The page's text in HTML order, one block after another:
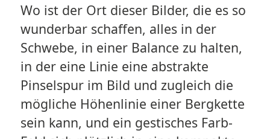
Wo ist der Ort dieser Bilder, die es so
wunderbar schaffen, alles in der
Schwebe, in einer Balance zu halten,
in der eine Linie eine abstrakte
Pinselspur im Bild und zugleich die
mögliche Höhenlinie einer Bergkette
sein kann, und ein gestisches Farb-